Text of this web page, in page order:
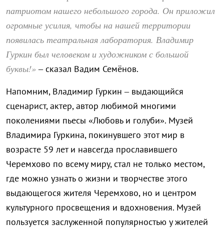
патриотом нашего небольшого города. Он приложил
огромные усилия, чтобы на нашей территории
появилась театральная лаборатория. Владимир
Гуркин был человеком и художником с большой
буквы!» – сказал Вадим Семёнов.
Напомним, Владимир Гуркин – выдающийся
сценарист, актер, автор любимой многими
поколениями пьесы «Любовь и голуби». Музей
Владимира Гуркина, покинувшего этот мир в
возрасте 59 лет и навсегда прославившего
Черемхово по всему миру, стал не только местом,
где можно узнать о жизни и творчестве этого
выдающегося жителя Черемхово, но и центром
культурного просвещения и вдохновения. Музей
пользуется заслуженной популярностью у жителей